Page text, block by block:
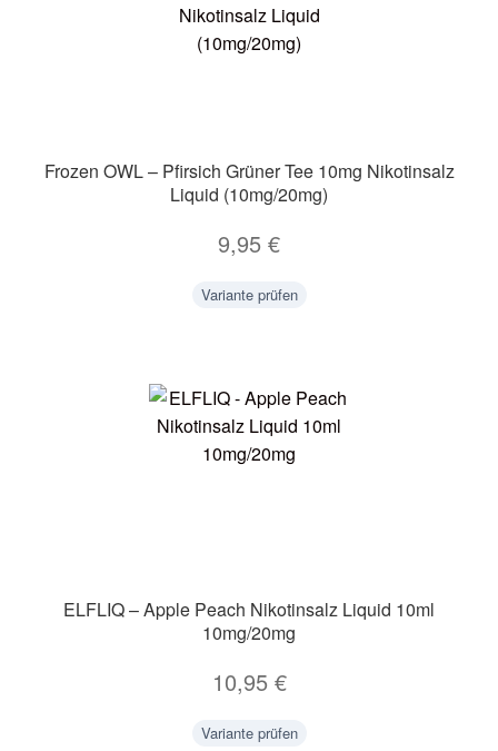
Frozen OWL – Pfirsich Grüner Tee 10mg Nikotinsalz
Liquid (10mg/20mg)
9,95 €
Variante prüfen
ELFLIQ – Apple Peach Nikotinsalz Liquid 10ml
10mg/20mg
10,95 €
Variante prüfen